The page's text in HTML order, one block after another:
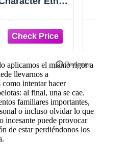
aplicamos el mismo rigor a
llevarnos a
como intentar hacer
al final, una se cae.
familiares importantes,
o incluso olvidar lo que
incesante puede provocar
de estar perdiéndonos los